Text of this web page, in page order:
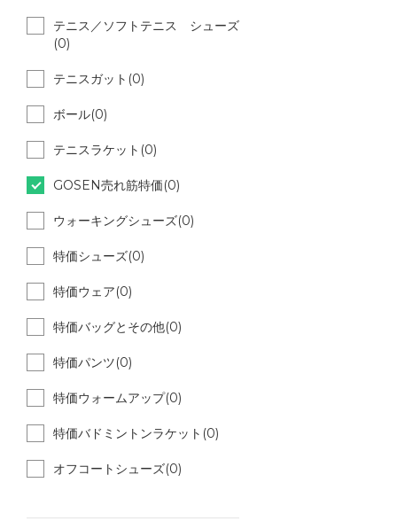
テニス／ソフトテニス シューズ
(0)
テニスガット(0)
ボール(0)
テニスラケット(0)
GOSEN売れ筋特価(0)
ウォーキングシューズ(0)
特価シューズ(0)
特価ウェア(0)
特価バッグとその他(0)
特価パンツ(0)
特価ウォームアップ(0)
特価バドミントンラケット(0)
オフコートシューズ(0)